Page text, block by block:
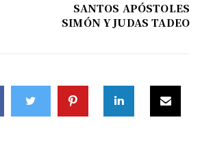
SANTOS APÓSTOLES
SIMÓN Y JUDAS TADEO